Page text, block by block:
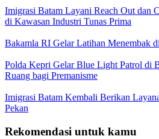
Imigrasi Batam Layani Reach Out dan
di Kawasan Industri Tunas Prima
Bakamla RI Gelar Latihan Menembak
Polda Kepri Gelar Blue Light Patrol di
Ruang bagi Premanisme
Imigrasi Batam Kembali Berikan
Pekan
Rekomendasi untuk kamu